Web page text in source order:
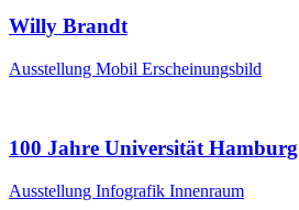
Willy Brandt
Ausstellung Mobil Erscheinungsbild
100 Jahre Universität Hamburg
Ausstellung Infografik Innenraum